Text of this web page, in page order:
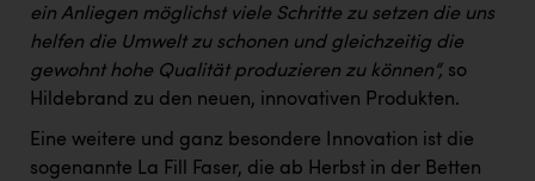
ein Anliegen möglichst viele Schritte zu setzen die uns
helfen die Umwelt zu schonen und gleichzeitig die
gewohnt hohe Qualität produzieren zu können“, so
Hildebrand zu den neuen, innovativen Produkten.
Eine weitere und ganz besondere Innovation ist die
sogenannte La Fill Faser, die ab Herbst in der Betten